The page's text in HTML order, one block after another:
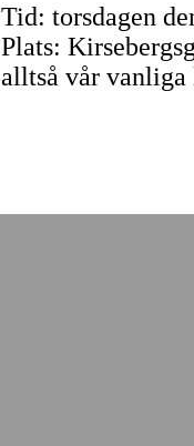
Tid: torsdagen
Plats:
alltså vår